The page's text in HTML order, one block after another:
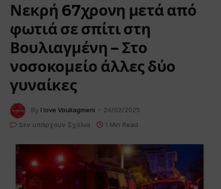
Νεκρή 67χρονη μετά από
φωτιά σε σπίτι στη
Βουλιαγμένη – Στο
νοσοκομείο άλλες δύο
γυναίκες
By I love Vouliagmeni
24/02/2025
Δεν υπάρχουν Σχόλια
1 Min Read